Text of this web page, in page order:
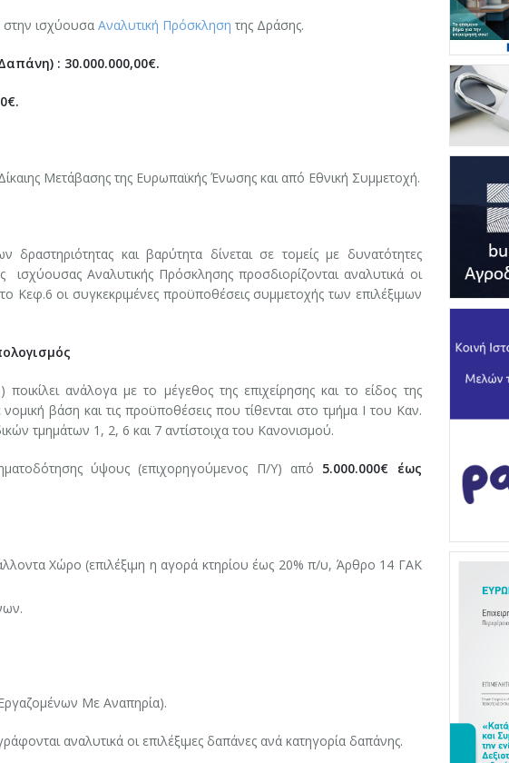
στην ισχύουσα Αναλυτική Πρόσκληση της Δράσης.
: 30.000.000,00€.
Μετάβασης της Ευρωπαϊκής Ένωσης και από Εθνική Συμμετοχή.
και βαρύτητα δίνεται σε τομείς με δυνατότητες
Αναλυτικής Πρόσκλησης προσδιορίζονται αναλυτικά οι
Κεφ.6 οι συγκεκριμένες προϋποθέσεις συμμετοχής των επιλέξιμων
ανάλογα με το μέγεθος της επιχείρησης και το είδος της
βάση και τις προϋποθέσεις που τίθενται στο τμήμα Ι του Καν.
τμημάτων 1, 2, 6 και 7 αντίστοιχα του Κανονισμού.
ύψους (επιχορηγούμενος Π/Υ) από 5.000.000€ έως
Χώρο (επιλέξιμη η αγορά κτηρίου έως 20% π/υ, Άρθρο 14 ΓΑΚ
Με Αναπηρία).
αναλυτικά οι επιλέξιμες δαπάνες ανά κατηγορία δαπάνης.